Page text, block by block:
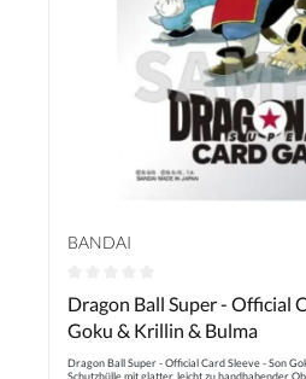
BANDAI
Durchschnittliche Bewertung
Dragon Ball Super - Official
Goku & Krillin & Bulma
Dragon Ball Super - Official Card Sleeve - Son
Schutzhülle mit glatter, leicht zu handhabender